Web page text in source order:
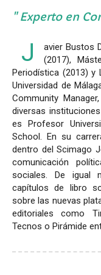
Experto en
J
avier Bustos
(2017),
Periodística (2013) y
Universidad de
Community
diversas
es Profesor
School. En su
dentro del Scimago
comunicación
sociales. De igual
capítulos de libro
sobre las nuevas
editoriales como
Tecnos o Pirámide